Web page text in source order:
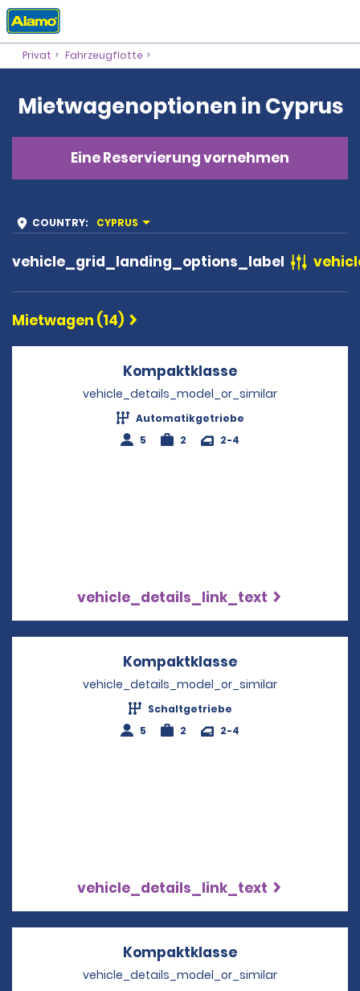
Privat Fahrzeugflotte
Mietwagenoptionen in Cyprus
Eine Reservierung vornehmen
COUNTRY: CYPRUS
vehicle_grid_landing_options_label
Mietwagen (14)
Kompaktklasse
vehicle_details_model_or_similar
Automatikgetriebe
5
2 2-4
vehicle_details_link_text
Kompaktklasse
vehicle_details_model_or_similar
Schaltgetriebe
5
2 2-4
vehicle_details_link_text
Kompaktklasse
vehicle_details_model_or_similar